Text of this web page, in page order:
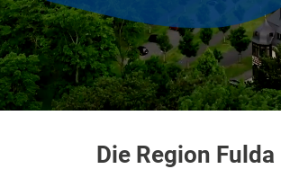
Die Region